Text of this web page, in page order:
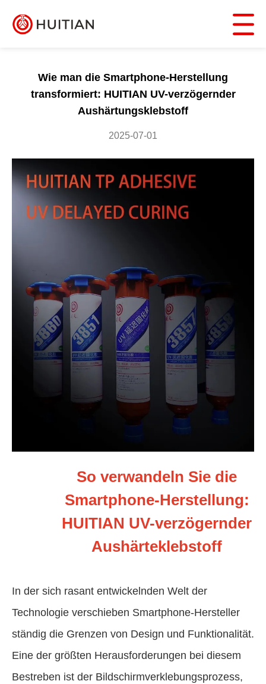
Wie man die Smartphone-Herstellung
transformiert: HUITIAN UV-verzögernder
Aushärtungsklebstoff
2025-07-01
So verwandeln Sie die
Smartphone-Herstellung:
HUITIAN UV-verzögernder
Aushärteklebstoff
In der sich rasant entwickelnden Welt der
Technologie verschieben Smartphone-Hersteller
ständig die Grenzen von Design und Funktionalität.
Eine der größten Herausforderungen bei diesem
Bestreben ist der Bildschirmverklebungsprozess,